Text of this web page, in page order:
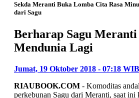
Sekda Meranti Buka Lomba Cita Rasa
dari Sagu
Berharap Sagu
Mendunia Lagi
Jumat, 19 Oktober 2018 - 07:18 WIB
RIAUBOOK.COM - Komoditas
perkebunan Sagu dari Meranti, saat ini